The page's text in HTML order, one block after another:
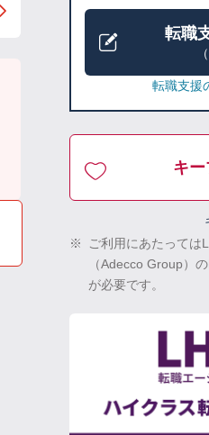
転職
転職支援
キー
※
ご利用にあたっては
（Adecco Group）
が必要です。